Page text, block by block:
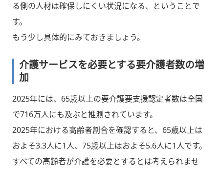
る側の人材は確保しにくい状況になる、ということで
す。
もう少し具体的にみておきましょう。
介護サービスを必要とする要介護者数の増
加
2025年には、65歳以上の要介護要支援認定者数は全国
で716万人にも及ぶと推測されています。
2025年における高齢者割合を確認すると、65歳以上は
およそ3.3人に1人、75歳以上はおよそ5.6人に1人です。
すべての高齢者が介護を必要とするとは考えられませ